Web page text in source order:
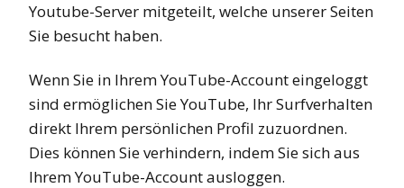
Youtube-Server mitgeteilt, welche unserer Seiten
Sie besucht haben.
Wenn Sie in Ihrem YouTube-Account eingeloggt
sind ermöglichen Sie YouTube, Ihr Surfverhalten
direkt Ihrem persönlichen Profil zuzuordnen.
Dies können Sie verhindern, indem Sie sich aus
Ihrem YouTube-Account ausloggen.